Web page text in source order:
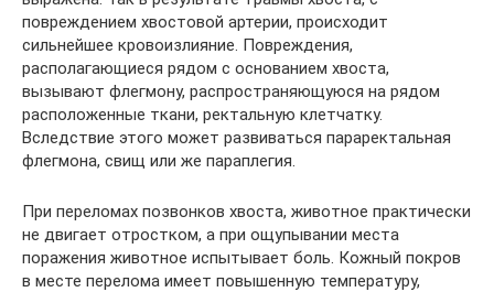
повреждением хвостовой артерии, происходит
сильнейшее кровоизлияние. Повреждения,
располагающиеся рядом с основанием хвоста,
вызывают флегмону, распространяющуюся на рядом
расположенные ткани, ректальную клетчатку.
Вследствие этого может развиваться параректальная
флегмона, свищ или же параплегия.
При переломах позвонков хвоста, животное практически
не двигает отростком, а при ощупывании места
поражения животное испытывает боль. Кожный покров
в месте перелома имеет повышенную температуру,